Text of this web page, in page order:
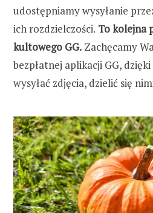
udostępniamy wysyłanie
ich rozdzielczości. To kolejna
kultowego GG. Zachęcamy
bezpłatnej aplikacji GG,
wysyłać zdjęcia, dzielić się